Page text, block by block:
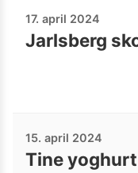
17. april 2024
Jarlsberg
15. april 2024
Tine